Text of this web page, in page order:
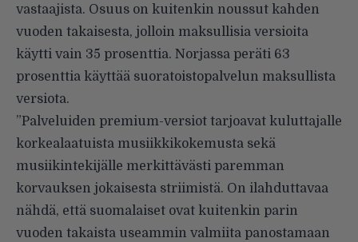
vastaajista. Osuus on kuitenkin noussut kahden
vuoden takaisesta, jolloin maksullisia versioita
käytti vain 35 prosenttia. Norjassa peräti 63
prosenttia käyttää suoratoistopalvelun maksullista
versiota.
”Palveluiden premium-versiot tarjoavat kuluttajalle
korkealaatuista musiikkikokemusta sekä
musiikintekijälle merkittävästi paremman
korvauksen jokaisesta striimistä. On ilahduttavaa
nähdä, että suomalaiset ovat kuitenkin parin
vuoden takaista useammin valmiita panostamaan